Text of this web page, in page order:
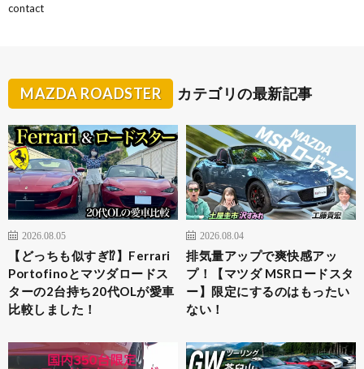
contact
MAZDA ROADSTER カテゴリの最新記事
2026.08.05
【どっちも似すぎ⁉︎】Ferrari
Portofinoとマツダロードス
ターの2台持ち20代OLが愛車
比較しました！
2026.08.04
排気量アップで爽快感アッ
プ！【マツダ MSRロードスタ
ー】限定にするのはもったい
ない！